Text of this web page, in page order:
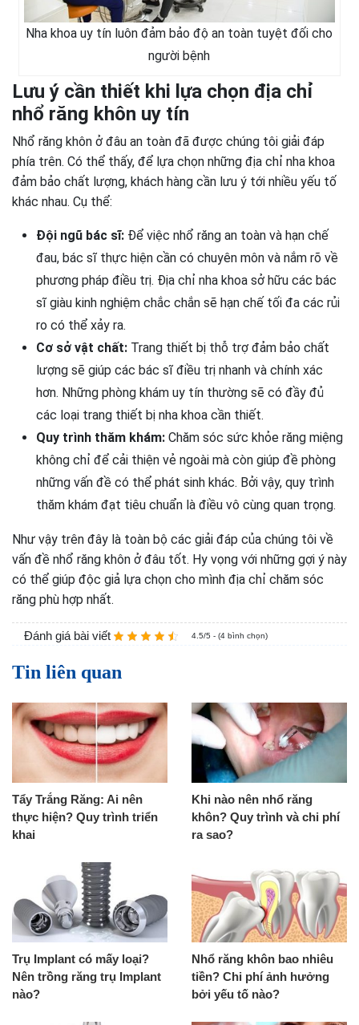
Nha khoa uy tín luôn đảm bảo độ an toàn tuyệt đối cho
người bệnh
Lưu ý cần thiết khi lựa chọn địa chỉ
nhổ răng khôn uy tín
Nhổ răng khôn ở đâu an toàn đã được chúng tôi giải đáp
phía trên. Có thể thấy, để lựa chọn những địa chỉ nha khoa
đảm bảo chất lượng, khách hàng cần lưu ý tới nhiều yếu tố
khác nhau. Cụ thể:
Đội ngũ bác sĩ: Để việc nhổ răng an toàn và hạn chế
đau, bác sĩ thực hiện cần có chuyên môn và nắm rõ về
phương pháp điều trị. Địa chỉ nha khoa sở hữu các bác
sĩ giàu kinh nghiệm chắc chắn sẽ hạn chế tối đa các rủi
ro có thể xảy ra.
Cơ sở vật chất: Trang thiết bị thỗ trợ đảm bảo chất
lượng sẽ giúp các bác sĩ điều trị nhanh và chính xác
hơn. Những phòng khám uy tín thường sẽ có đầy đủ
các loại trang thiết bị nha khoa cần thiết.
Quy trình thăm khám: Chăm sóc sức khỏe răng miệng
không chỉ để cải thiện vẻ ngoài mà còn giúp đề phòng
những vấn đề có thể phát sinh khác. Bởi vậy, quy trình
thăm khám đạt tiêu chuẩn là điều vô cùng quan trọng.
Như vậy trên đây là toàn bộ các giải đáp của chúng tôi về
vấn đề nhổ răng khôn ở đâu tốt. Hy vọng với những gợi ý này
có thể giúp độc giả lựa chọn cho mình địa chỉ chăm sóc
răng phù hợp nhất.
Đánh giá bài viết 4.5/5 - (4 bình chọn)
Tin liên quan
Tẩy Trắng Răng: Ai nên
thực hiện? Quy trình triển
khai
Khi nào nên nhổ răng
khôn? Quy trình và chi phí
ra sao?
Trụ Implant có mấy loại?
Nên trồng răng trụ Implant
nào?
Nhổ răng khôn bao nhiêu
tiền? Chi phí ảnh hưởng
bởi yếu tố nào?